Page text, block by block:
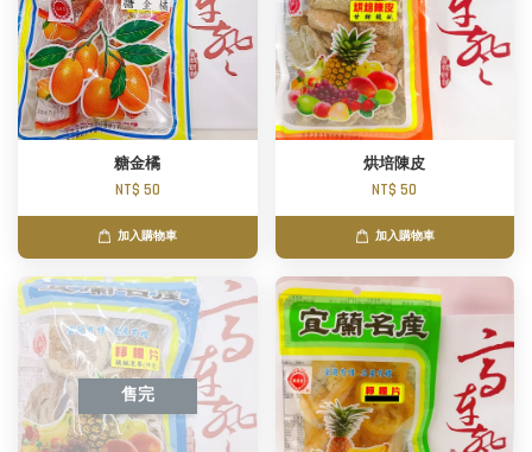
糖金橘
NT$ 50
加入購物車
烘培陳皮
NT$ 50
加入購物車
售完